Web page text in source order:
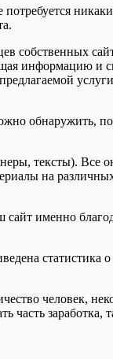
собственных
информацию и
обнаружить,
тексты). Все
на
сайт именно
статистика
человек,
часть